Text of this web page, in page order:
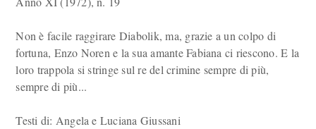
Non è facile raggirare Diabolik, ma, grazie a un colpo di
fortuna, Enzo Noren e la sua amante Fabiana ci riescono. E la
loro trappola si stringe sul re del crimine sempre di più,
sempre di più...
Testi di: Angela e Luciana Giussani